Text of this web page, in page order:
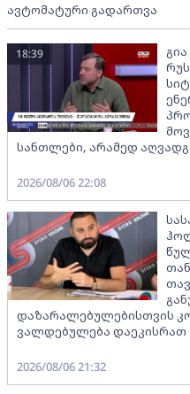
ავტომატური გადართვა
სანთლები, არამედ
18:39
2026/08/06 22:08
დაზარალებულებისთვის
ვალდებულება დაეკისრათ
2026/08/06 21:32